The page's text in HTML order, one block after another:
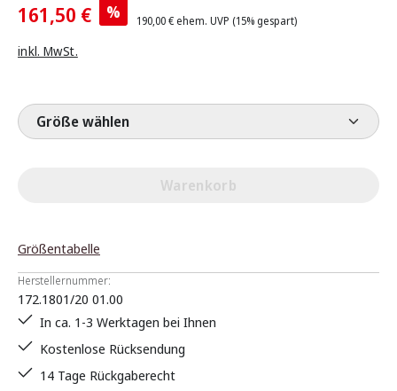
161,50 € % 190,00 € ehem. UVP (15% gespart)
inkl. MwSt.
Größe wählen
Warenkorb
Größentabelle
Herstellernummer:
172.1801/20 01.00
In ca. 1-3 Werktagen bei Ihnen
Kostenlose Rücksendung
14 Tage Rückgaberecht